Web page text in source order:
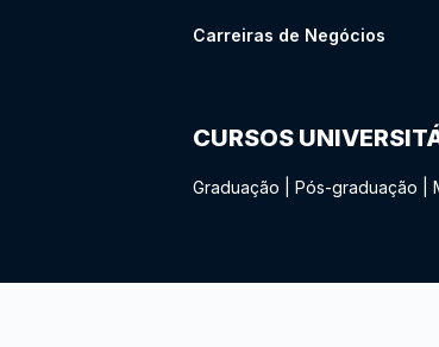
Carreiras de Negócios
CURSOS
Graduação Pós-graduação